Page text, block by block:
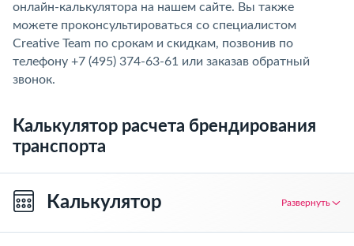
онлайн-калькулятора на нашем сайте. Вы также
можете проконсультироваться со специалистом
Creative Team по срокам и скидкам, позвонив по
телефону +7 (495) 374-63-61 или заказав обратный
звонок.
Калькулятор расчета брендирования
транспорта
Калькулятор Развернуть